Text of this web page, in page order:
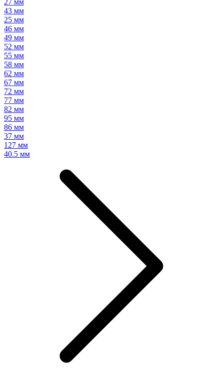
27 мм
43 мм
25 мм
46 мм
49 мм
52 мм
55 мм
58 мм
62 мм
67 мм
72 мм
77 мм
82 мм
95 мм
86 мм
37 мм
127 мм
40.5 мм